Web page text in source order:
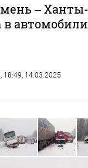
–
в
, 18:49, 14.03.2025